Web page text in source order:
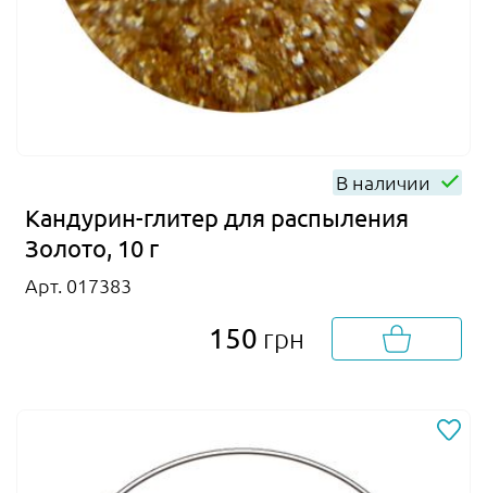
В наличии
Кандурин-глитер для распыления
Золото, 10 г
Арт. 017383
150 грн